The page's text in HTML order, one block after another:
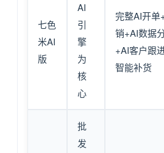
七色
米AI
版
AI
引
擎
为
核
心
完整AI开单
销+AI数据
+AI客户跟
智能补货
批
发